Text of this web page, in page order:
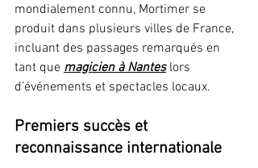
mondialement connu, Mortimer se
produit dans plusieurs villes de France,
incluant des passages remarqués en
tant que magicien à Nantes lors
d’événements et spectacles locaux.
Premiers succès et
reconnaissance internationale